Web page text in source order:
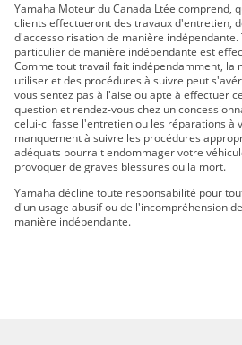
SIDEWINDER B-TX LE 2020
SIDEWINDER L-TX GT 2020
SIDEWINDER L-TX LE 2020
SIDEWINDER L-TX SE 2020
SIDEWINDER SRX LE 2020
SIDEWINDER X-TX LE 2020
SIDEWINDER X-TX SE 2020
Sidewinder L-TX GT 2021
Sidewinder B-TX LE 2021
Sidewinder L-TX LE 2021
Yamaha Moteur du Canada Ltée comprend,
clients effectueront des travaux d'entretien,
d'accessoirisation de manière
particulier de manière indépendante est
Comme tout travail fait indépendamment, la
utiliser et des procédures à suivre peut
vous sentez pas à l'aise ou apte à effectuer
question et rendez-vous chez un
celui-ci fasse l'entretien ou les réparations à
manquement à suivre les procédures
adéquats pourrait endommager votre
provoquer de graves blessures ou la mort.
Yamaha décline toute responsabilité pour
d'un usage abusif ou de l'incompréhension
manière indépendante.